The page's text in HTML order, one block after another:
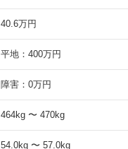
40.6万円
平地：400万円
障害：0万円
464kg 〜 470kg
54.0kg 〜 57.0kg